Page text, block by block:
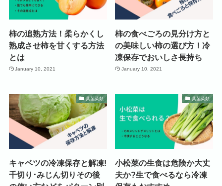
柿の追熟方法！柔らかくし
熟成させ柿を甘くする方法
とは
January 10, 2021
柿の食べごろの見分け方と
の美味しい柿の選び方！冷
凍保存でおいしさ長持ち
January 10, 2021
葉茎菜類
キャベツの冷凍保存と解凍!
千切り･みじん切りその後
葉茎菜類
小松菜の生食は危険か大丈
夫か?生で食べるなら冷凍